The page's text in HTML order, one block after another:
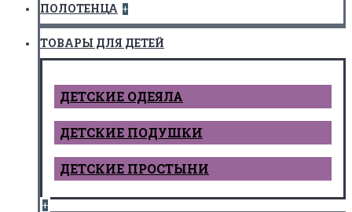
ПОЛОТЕНЦА +
ТОВАРЫ ДЛЯ ДЕТЕЙ
ДЕТCКИЕ ОДЕЯЛА
ДЕТСКИЕ ПОДУШКИ
ДЕТСКИЕ ПРОСТЫНИ
+